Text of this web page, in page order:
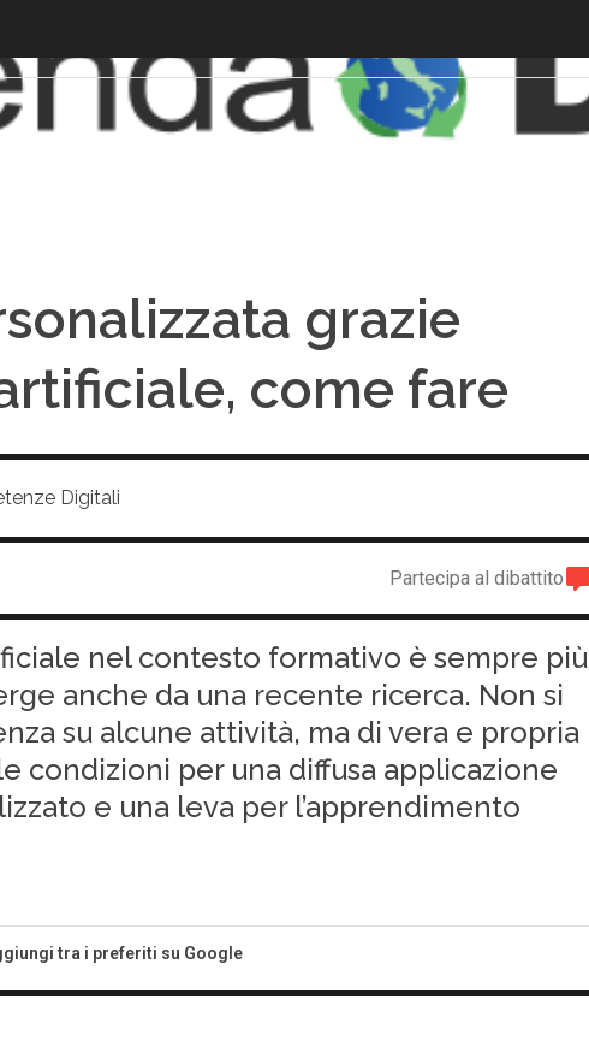
grazie
come fare
Digitali
Partecipa al dibattito
nel contesto formativo è sempre più
anche da una recente ricerca. Non si
su alcune attività, ma di vera e propria
condizioni per una diffusa applicazione
e una leva per l’apprendimento
tra i preferiti su Google